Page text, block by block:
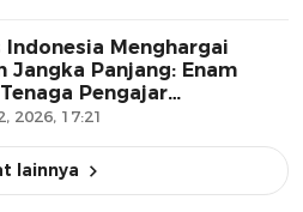
Indonesia Menghargai
Jangka Panjang: Enam
Pengajar
Tanda Kehormatan
2026, 17:21
lainnya